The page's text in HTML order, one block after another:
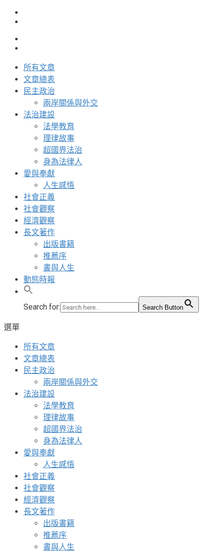
所有文章
文章總表
民主政治
兩岸關係與外交
法治建設
法學教育
理律故事
超國界法治
身為法律人
愛與奉獻
人生感悟
社會正義
社會觀察
經濟觀察
長文著作
出版書籍
推薦序
書與人生
動態時報
Search for: Search Button
選單
所有文章
文章總表
民主政治
兩岸關係與外交
法治建設
法學教育
理律故事
超國界法治
身為法律人
愛與奉獻
人生感悟
社會正義
社會觀察
經濟觀察
長文著作
出版書籍
推薦序
書與人生